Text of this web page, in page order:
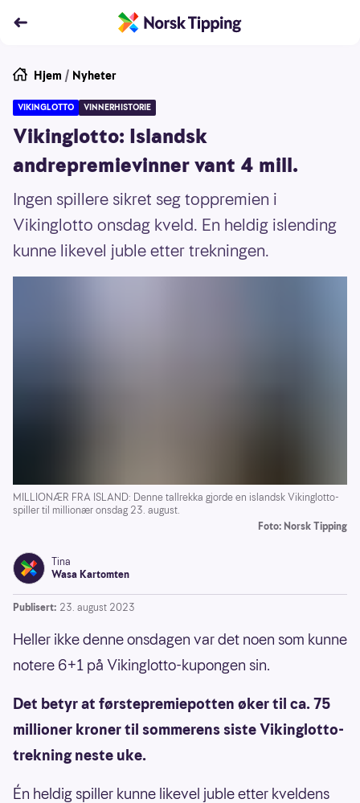
Hjem / Nyheter
VIKINGLOTTO VINNERHISTORIE
Vikinglotto: Islandsk
andrepremievinner vant 4 mill.
Ingen spillere sikret seg toppremien i
Vikinglotto onsdag kveld. En heldig islending
kunne likevel juble etter trekningen.
MILLIONÆR FRA ISLAND: Denne tallrekka gjorde en islandsk Vikinglotto-
spiller til millionær onsdag 23. august.
Foto: Norsk Tipping
Tina
Wasa Kartomten
Publisert: 23. august 2023
Heller ikke denne onsdagen var det noen som kunne
notere 6+1 på Vikinglotto-kupongen sin.
Det betyr at førstepremiepotten øker til ca. 75
millioner kroner til sommerens siste Vikinglotto-
trekning neste uke.
Én heldig spiller kunne likevel juble etter kveldens